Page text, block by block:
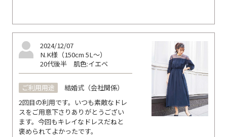
2024/12/07
N.K様（150cm 5L～）
20代後半 肌色:イエベ
ご利用用途
結婚式（会社関係）
2回目の利用です。いつも素敵なドレ
スをご用意下さりありがとうござい
ます。今回もキレイなドレスだねと
褒められてよかったです。